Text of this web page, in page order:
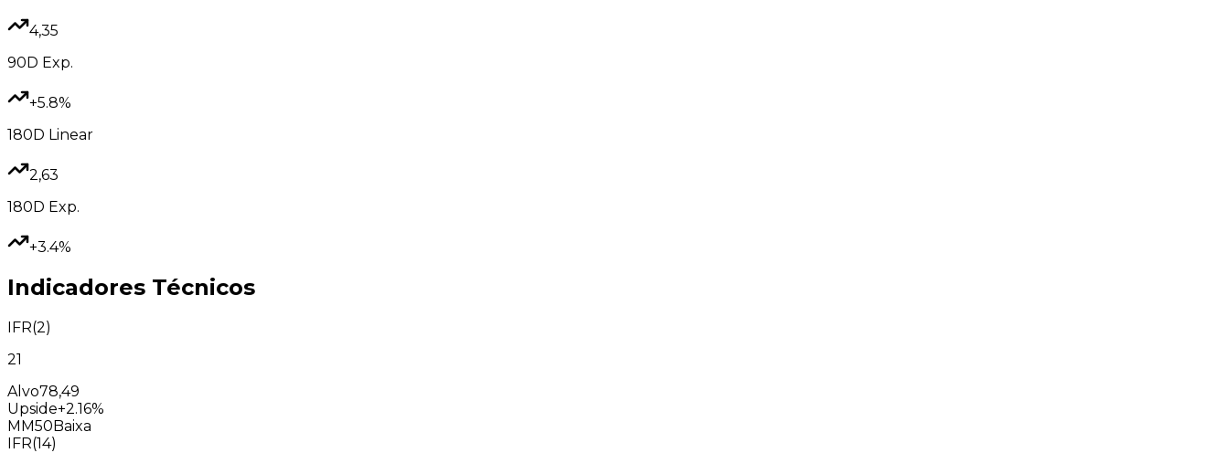
4,35
90D Exp.
+5.8%
180D Linear
2,63
180D Exp.
+3.4%
Indicadores Técnicos
IFR(2)
21
Alvo78,49
Upside+2.16%
MM50Baixa
IFR(14)